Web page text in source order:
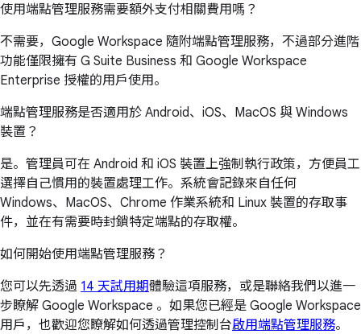
使用端點管理服務需要額外支付相關費用嗎？
不需要，Google Workspace 隨附端點管理服務，不過部分進階
功能僅限擁有 G Suite Business 和 Google Workspace
Enterprise 授權的用戶使用。
端點管理服務是否適用於 Android、iOS、MacOS 與 Windows
裝置？
是。管理員可在 Android 和 iOS 裝置上強制執行政策，方便員工
選擇自己慣用的裝置處理工作。系統會記錄來自任何
Windows、MacOS、Chrome 作業系統和 Linux 裝置的存取事
件，並在有需要時封鎖特定端點的存取權。
如何開始使用端點管理服務？
您可以先透過 14 天試用期體驗這項服務，或是聯絡我們以進一
步瞭解 Google Workspace 。如果您已經是 Google Workspace
用戶，也歡迎您瞭解如何透過管理控制台啟用端點管理服務。